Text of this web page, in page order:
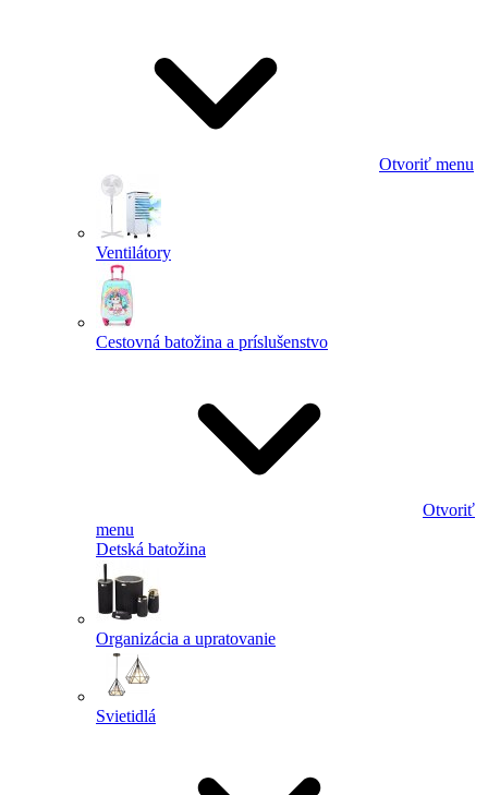
Otvoriť menu
Ventilátory
Cestovná batožina a príslušenstvo
Otvoriť
menu
Detská batožina
Organizácia a upratovanie
Svietidlá